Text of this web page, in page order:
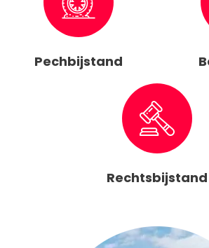
Pechbijstand
Rechtsbijstand